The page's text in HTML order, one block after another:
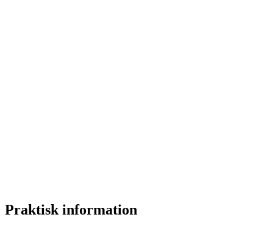
Praktisk information